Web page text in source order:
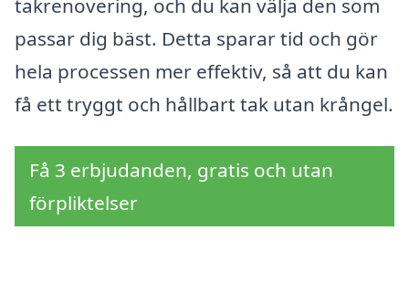
takrenovering, och du kan välja den som
passar dig bäst. Detta sparar tid och gör
hela processen mer effektiv, så att du kan
få ett tryggt och hållbart tak utan krångel.
Få 3 erbjudanden, gratis och utan
förpliktelser